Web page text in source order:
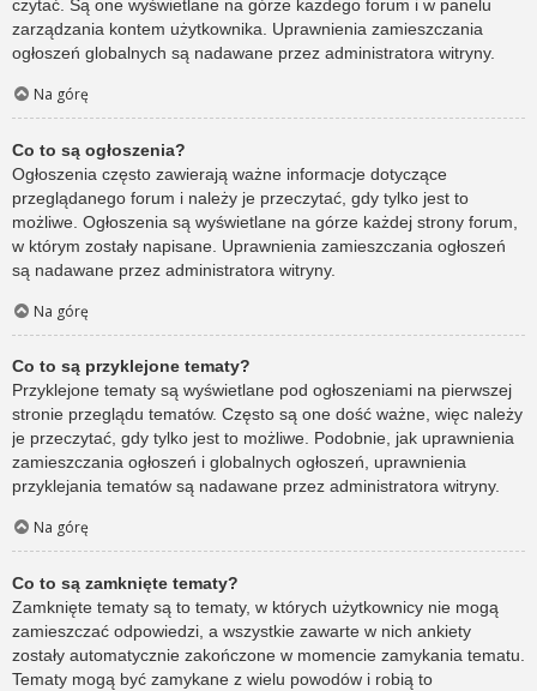
czytać. Są one wyświetlane na górze każdego forum i w panelu
zarządzania kontem użytkownika. Uprawnienia zamieszczania
ogłoszeń globalnych są nadawane przez administratora witryny.
Na górę
Co to są ogłoszenia?
Ogłoszenia często zawierają ważne informacje dotyczące
przeglądanego forum i należy je przeczytać, gdy tylko jest to
możliwe. Ogłoszenia są wyświetlane na górze każdej strony forum,
w którym zostały napisane. Uprawnienia zamieszczania ogłoszeń
są nadawane przez administratora witryny.
Na górę
Co to są przyklejone tematy?
Przyklejone tematy są wyświetlane pod ogłoszeniami na pierwszej
stronie przeglądu tematów. Często są one dość ważne, więc należy
je przeczytać, gdy tylko jest to możliwe. Podobnie, jak uprawnienia
zamieszczania ogłoszeń i globalnych ogłoszeń, uprawnienia
przyklejania tematów są nadawane przez administratora witryny.
Na górę
Co to są zamknięte tematy?
Zamknięte tematy są to tematy, w których użytkownicy nie mogą
zamieszczać odpowiedzi, a wszystkie zawarte w nich ankiety
zostały automatycznie zakończone w momencie zamykania tematu.
Tematy mogą być zamykane z wielu powodów i robią to